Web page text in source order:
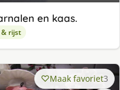
en kaas.
& rijst
Maak favoriet3